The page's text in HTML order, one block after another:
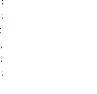
;
;
;
;
;